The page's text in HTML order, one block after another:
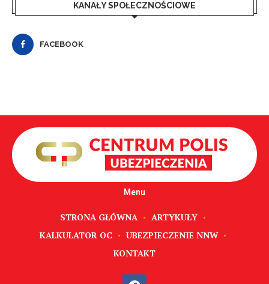
KANAŁY SPOŁECZNOŚCIOWE
FACEBOOK
Menu
STRONA GŁÓWNA
ARTYKUŁY
KALKULATOR OC
UBEZPIECZENIE NNW
KONTAKT